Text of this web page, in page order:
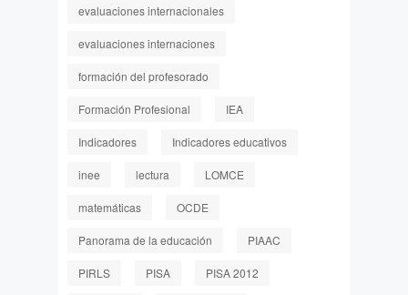
evaluaciones internacionales
evaluaciones internaciones
formación del profesorado
Formación Profesional IEA
Indicadores Indicadores educativos
inee lectura LOMCE
matemáticas OCDE
Panorama de la educación PIAAC
PIRLS PISA PISA 2012